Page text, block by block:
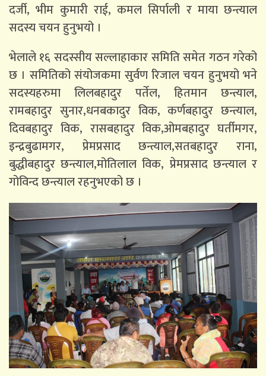
दर्जी, भीम कुमारी राई, कमल सिर्पाली र माया छन्त्याल
सदस्य चयन हुनुभयो ।
भेलाले १६ सदस्सीय सल्लाहाकार समिति समेत गठन गरेको
छ । समितिको संयोजकमा सुर्वण रिजाल चयन हुनुभयो भने
सदस्यहरुमा लिलबहादुर पर्तेल, हितमान छन्त्याल,
रामबहादुर सुनार,धनबकादुर विक, कर्णबहादुर छन्त्याल,
दिवबहादुर विक, रासबहादुर विक,ओमबहादुर घर्तीमगर,
इन्द्रबुढामगर, प्रेमप्रसाद छन्त्याल,सतबहादुर राना,
बुद्धीबहादुर छन्त्याल,मोतिलाल विक, प्रेमप्रसाद छन्त्याल र
गोविन्द छन्त्याल रहनुभएको छ ।